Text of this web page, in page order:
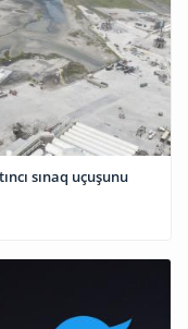
sınaq uçuşunu